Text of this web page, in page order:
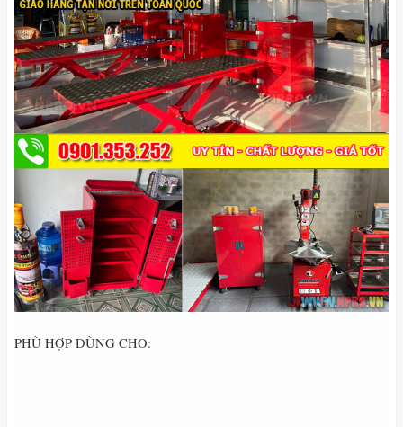
PHÙ HỢP DÙNG CHO: